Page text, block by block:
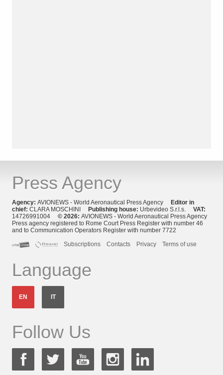
Press Agency
Agency: AVIONEWS - World Aeronautical Press Agency
Editor in
chief: CLARA MOSCHINI Publishing house: Urbevideo S.r.l.s. VAT:
14726991004 © 2026: AVIONEWS - World Aeronautical Press Agency
Press agency registered to Rome Court Press Register with number 46
and to Communication Operators Register with number 7722
Subscriptions
Contacts Privacy Terms of use
Language
EN IT
Follow Us